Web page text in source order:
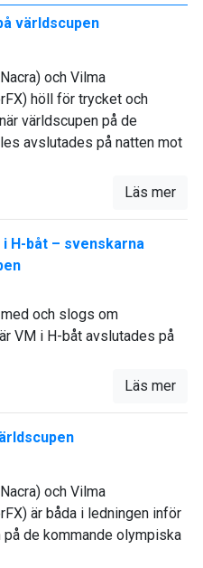
världscupen
och Vilma
höll för trycket och
världscupen på de
avslutades på natten mot
Läs mer
H-båt – svenskarna
och slogs om
VM i H-båt avslutades på
Läs mer
och Vilma
är båda i ledningen inför
de kommande olympiska